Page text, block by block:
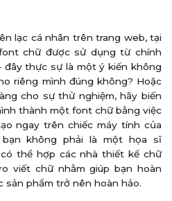
lạc cá nhân trên trang web, tại
chữ được sử dụng từ chính
đây thực sự là một ý kiến không
riêng mình đúng không? Hoặc
cho sự thử nghiệm, hãy biến
thành một font chữ bằng việc
ngay trên chiếc máy tính của
không phải là một họa sĩ
thể hợp các nhà thiết kế chữ
viết chữ nhằm giúp bạn hoàn
sản phẩm trở nên hoàn hảo.